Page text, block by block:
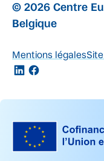
© 2026 Centre
Belgique
Mentions légales